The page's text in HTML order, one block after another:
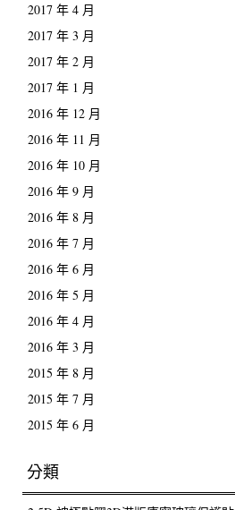
2017 年 4 月
2017 年 3 月
2017 年 2 月
2017 年 1 月
2016 年 12 月
2016 年 11 月
2016 年 10 月
2016 年 9 月
2016 年 8 月
2016 年 7 月
2016 年 6 月
2016 年 5 月
2016 年 4 月
2016 年 3 月
2015 年 8 月
2015 年 7 月
2015 年 6 月
分類